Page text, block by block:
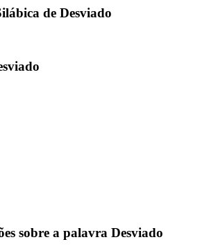
de Desviado
sobre a palavra Desviado